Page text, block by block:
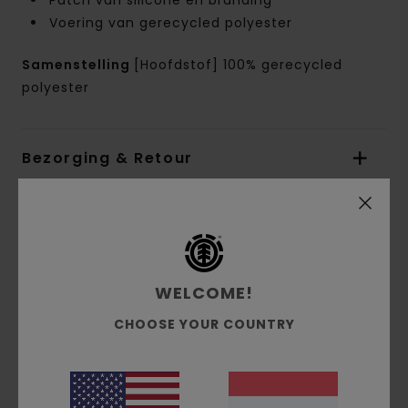
Voering van gerecycled polyester
Samenstelling
[Hoofdstof] 100% gerecycled
polyester
Bezorging & Retour
Reviews van klanten
Gemiddelde score
5.0
WELCOME!
CHOOSE YOUR COUNTRY